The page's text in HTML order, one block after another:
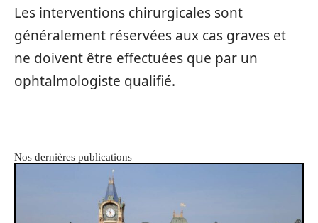
Les interventions chirurgicales sont
généralement réservées aux cas graves et
ne doivent être effectuées que par un
ophtalmologiste qualifié.
Nos dernières publications